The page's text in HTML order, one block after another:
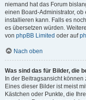
niemand hat das Forum
einen Board-Administrator,
installieren kann. Falls es
es übersetzen würden.
von phpBB Limited oder auf
Nach oben
Was sind das für Bilder, die
In der Beitragsansicht
Eines dieser Bilder ist meist
Kästchen oder Punkte, die